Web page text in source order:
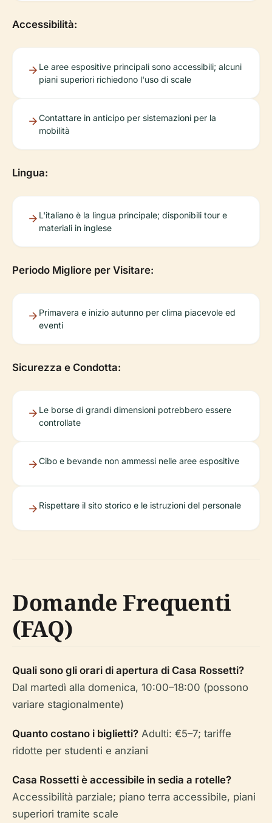
Accessibilità:
Le aree espositive principali sono accessibili; alcuni
piani superiori richiedono l'uso di scale
Contattare in anticipo per sistemazioni per la
mobilità
Lingua:
L'italiano è la lingua principale; disponibili tour e
materiali in inglese
Periodo Migliore per Visitare:
Primavera e inizio autunno per clima piacevole ed
eventi
Sicurezza e Condotta:
Le borse di grandi dimensioni potrebbero essere
controllate
Cibo e bevande non ammessi nelle aree espositive
Rispettare il sito storico e le istruzioni del personale
Domande Frequenti
(FAQ)
Quali sono gli orari di apertura di Casa Rossetti?
Dal martedì alla domenica, 10:00–18:00 (possono
variare stagionalmente)
Quanto costano i biglietti? Adulti: €5–7; tariffe
ridotte per studenti e anziani
Casa Rossetti è accessibile in sedia a rotelle?
Accessibilità parziale; piano terra accessibile, piani
superiori tramite scale